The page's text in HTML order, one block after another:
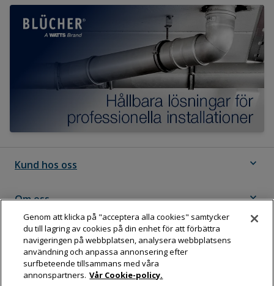
Kund hos oss expand_more
Om oss expand_more
Följ Dahl
Genom att klicka på "acceptera alla cookies" samtycker
du till lagring av cookies på din enhet för att förbättra
navigeringen på webbplatsen, analysera webbplatsens
användning och anpassa annonsering efter
surfbeteende tillsammans med våra
annonspartners. Vår Cookie-policy.